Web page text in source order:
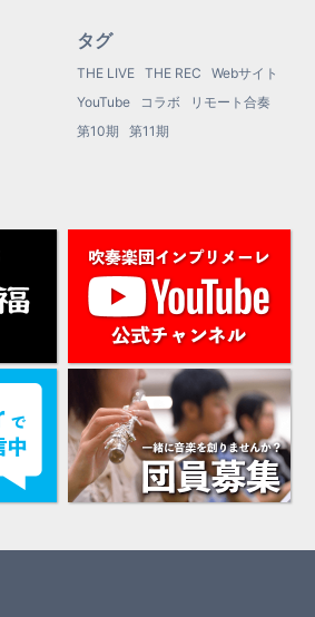
タグ
THE LIVE THE REC
Webサイト
YouTube
コラボ
リモート合奏
第10期
第11期